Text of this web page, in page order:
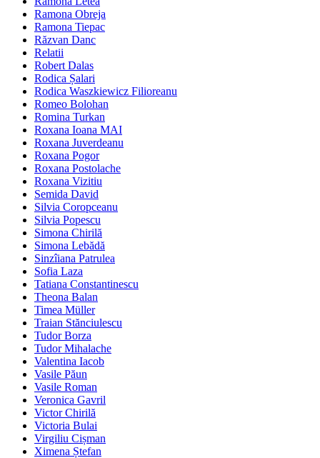
Ramona Obreja
Ramona Tiepac
Răzvan Danc
Relatii
Robert Dalas
Rodica Șalari
Rodica Waszkiewicz Filioreanu
Romeo Bolohan
Romina Turkan
Roxana Ioana MAI
Roxana Juverdeanu
Roxana Pogor
Roxana Postolache
Roxana Vizitiu
Semida David
Silvia Coropceanu
Silvia Popescu
Simona Chirilă
Simona Lebădă
Sinzîiana Patrulea
Sofia Laza
Tatiana Constantinescu
Theona Balan
Timea Müller
Traian Stănciulescu
Tudor Borza
Tudor Mihalache
Valentina Iacob
Vasile Păun
Vasile Roman
Veronica Gavril
Victor Chirilă
Victoria Bulai
Virgiliu Cișman
Ximena Ștefan